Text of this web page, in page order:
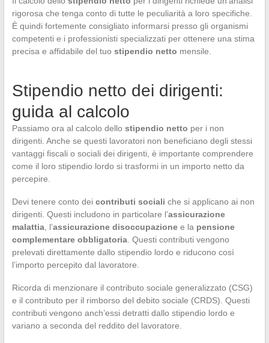
rigorosa che tenga conto di tutte le peculiarità a loro specifiche.
È quindi fortemente consigliato informarsi presso gli organismi
competenti e i professionisti specializzati per ottenere una stima
precisa e affidabile del tuo stipendio netto mensile.
Stipendio netto dei dirigenti:
guida al calcolo
Passiamo ora al calcolo dello stipendio netto per i non
dirigenti. Anche se questi lavoratori non beneficiano degli stessi
vantaggi fiscali o sociali dei dirigenti, è importante comprendere
come il loro stipendio lordo si trasformi in un importo netto da
percepire.
Devi tenere conto dei contributi sociali che si applicano ai non
dirigenti. Questi includono in particolare l’assicurazione
malattia, l’assicurazione disoccupazionee la pensione
complementare obbligatoria. Questi contributi vengono
prelevati direttamente dallo stipendio lordo e riducono così
l’importo percepito dal lavoratore.
Ricorda di menzionare il contributo sociale generalizzato (CSG)
e il contributo per il rimborso del debito sociale (CRDS). Questi
contributi vengono anch’essi detratti dallo stipendio lordo e
variano a seconda del reddito del lavoratore.